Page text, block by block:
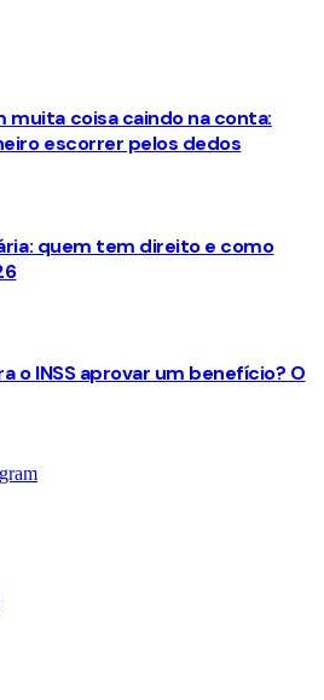
muita coisa caindo na conta:
escorrer pelos dedos
quem tem direito e como
o INSS aprovar um benefício? O